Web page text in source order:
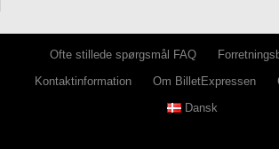
Ofte stillede spørgsmål FAQ
Kontaktinformation
Om BilletExpressen
Dansk